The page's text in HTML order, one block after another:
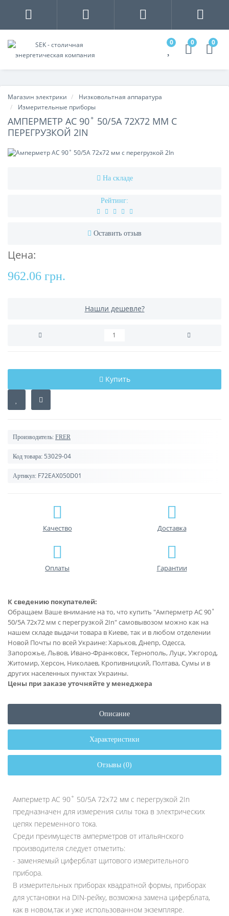
0 0 0
Магазин электрики
Низковольтная аппаратура
Измерительные приборы
АМПЕРМЕТР AC 90˚ 50/5A 72X72 ММ С
ПЕРЕГРУЗКОЙ 2IN
На складе
Рейтинг:
Оставить отзыв
Цена:
962.06 грн.
Нашли дешевле?
Купить
Производитель: FRER
Код товара: 53029-04
Артикул: F72EAX050D01
Качество Доставка
Оплаты Гарантии
К сведению покупателей:
Обращаем Ваше внимание на то, что купить "Амперметр AC 90˚
50/5A 72x72 мм с перегрузкой 2In" самовывозом можно как на
нашем складе выдачи товара в Киеве, так и в любом отделении
Новой Почты по всей Украине: Харьков, Днепр, Одесса,
Запорожье, Львов, Ивано-Франковск, Тернополь, Луцк, Ужгород,
Житомир, Херсон, Николаев, Кропивницкий, Полтава, Сумы и в
других населенных пунктах Украины.
Цены при заказе уточняйте у менеджера
Описание
Характеристики
Отзывы (0)
Амперметр AC 90˚ 50/5A 72x72 мм с перегрузкой 2In
предназначен для измерения силы тока в электрических
цепях переменного тока.
Среди преимуществ амперметров от итальянского
производителя следует отметить:
- заменяемый циферблат щитового измерительного
прибора.
В измерительных приборах квадратной формы, приборах
для установки на DIN-рейку, возможна замена циферблата,
как в новом,так и уже использованном экземпляре.